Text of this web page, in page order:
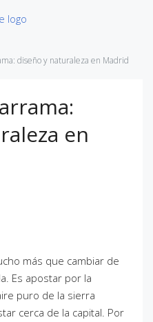
diseño y naturaleza en Madrid
en
más que cambiar de
Es apostar por la
puro de la sierra
cerca de la capital. Por